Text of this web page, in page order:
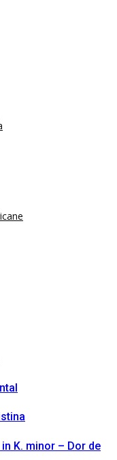
K. minor – Dor de